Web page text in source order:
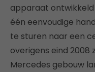
apparaat
één eenvoudige
te sturen naar een
overigens eind 2008
Mercedes gebouw